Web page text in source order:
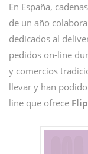
En España,
de un año
dedicados al
pedidos on-line
y comercios
llevar y han
line que ofrece